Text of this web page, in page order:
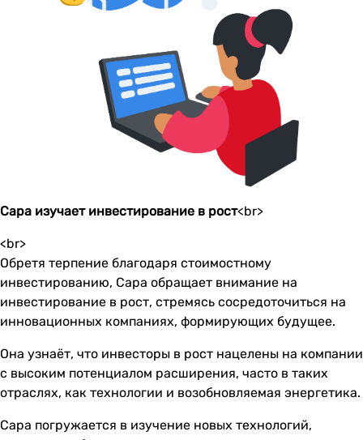
Сара изучает инвестирование в рост<br>
<br>
Обретя терпение благодаря стоимостному
инвестированию, Сара обращает внимание на
инвестирование в рост, стремясь сосредоточиться на
инновационных компаниях, формирующих будущее.
Она узнаёт, что инвесторы в рост нацелены на компании
с высоким потенциалом расширения, часто в таких
отраслях, как технологии и возобновляемая энергетика.
Сара погружается в изучение новых технологий,